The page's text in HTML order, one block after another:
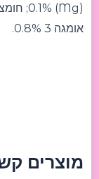
אומגה 3 0.8%.
מוצרים